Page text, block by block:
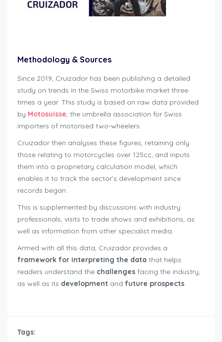
Methodology & Sources
Since 2019, Cruizador has been publishing a detailed
study on trends in the Swiss motorbike market three
times a year. This study is based on raw data provided
by Motosuisse, the umbrella association for Swiss
importers of motorised two-wheelers.
Cruizador then analyses these figures, retaining only
those relating to motorcycles over 125cc, and inputs
them into a proprietary calculation model, which
enables it to track the sector’s development since
records began.
This is supplemented by discussions with industry
professionals, visits to trade shows and exhibitions, as
well as information from other specialist media.
Armed with all this data, Cruizador provides a
framework for interpreting the data that helps
readers understand the challenges facing the industry,
as well as its development and future prospects.
Tags: